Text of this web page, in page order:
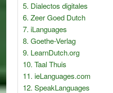
Dialectos digitales
Zeer Goed Dutch
iLanguages
Goethe-Verlag
LearnDutch.org
Taal Thuis
ieLanguages.com
SpeakLanguages